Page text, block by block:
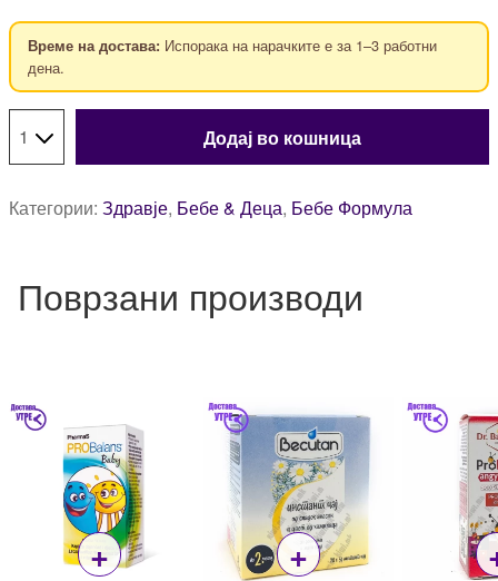
Време на достава: Испорака на нарачките е за 1–3 работни
дена.
Додај во кошница
Категории: Здравје, Бебе & Деца, Бебе Формула
Поврзани производи
+ +